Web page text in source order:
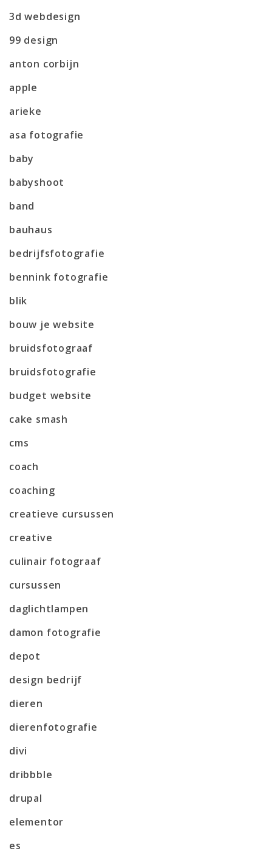
3d webdesign
99 design
anton corbijn
apple
arieke
asa fotografie
baby
babyshoot
band
bauhaus
bedrijfsfotografie
bennink fotografie
blik
bouw je website
bruidsfotograaf
bruidsfotografie
budget website
cake smash
cms
coach
coaching
creatieve cursussen
creative
culinair fotograaf
cursussen
daglichtlampen
damon fotografie
depot
design bedrijf
dieren
dierenfotografie
divi
dribbble
drupal
elementor
es